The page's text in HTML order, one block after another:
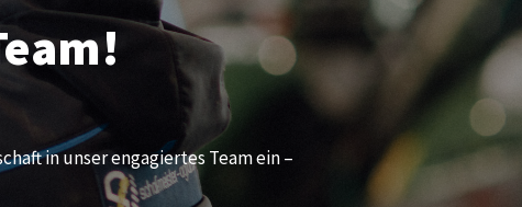
in unser engagiertes Team ein –